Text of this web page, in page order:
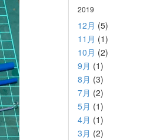
2019
12月 (5)
11月 (1)
10月 (2)
9月 (1)
8月 (3)
7月 (2)
5月 (1)
4月 (1)
3月 (2)